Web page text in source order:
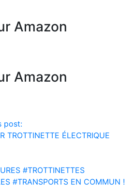
Amazon
Amazon
post:
TROTTINETTE ÉLECTRIQUE
#TROTTINETTES
#TRANSPORTS EN COMMUN !